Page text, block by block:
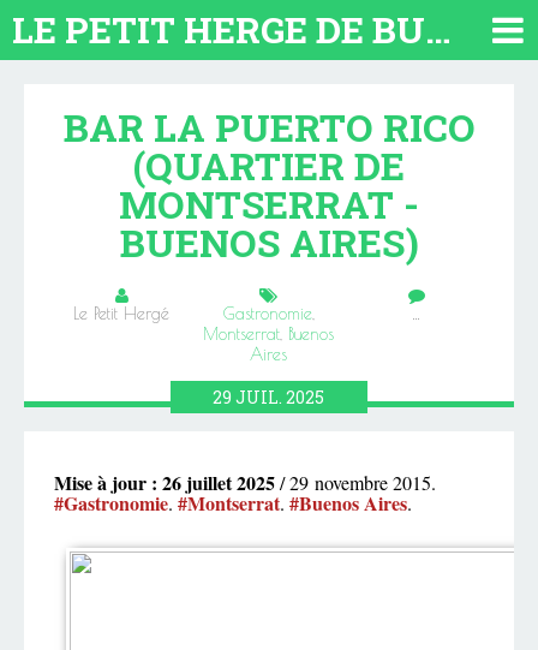
LE PETIT HERGE DE BUENOS AIRES 2026. TOUT SUR L'ARGENTINE
BAR LA PUERTO RICO
(QUARTIER DE
MONTSERRAT -
BUENOS AIRES)
Le Petit Hergé Gastronomie,
Montserrat, Buenos
Aires
…
29JUIL.2025
Mise à jour : 26 juillet 2025/ 29 novembre 2015.
#Gastronomie. #Montserrat. #Buenos Aires.